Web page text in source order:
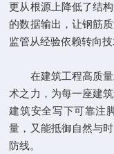
更从根源上降低了结
的数据输出，让钢筋
监管从经验依赖转向技
在建筑工程高质量
术之力，为每一座建
建筑安全写下可靠注
量，又能抵御自然与
防线。